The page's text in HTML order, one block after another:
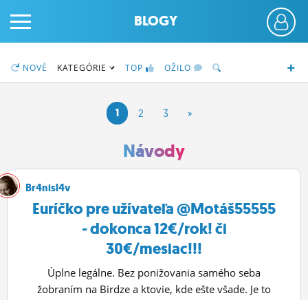
ČINŽIAK
FÓRUM
STATUSY
BLOGY
OBRÁZKY
BLOGY
NOVÉ KATEGÓRIE TOP OŽILO
1 2 3 »
Návody
Br4nisl4v
Euríčko pre užívateľa @Motáš55555
- dokonca 12€/rok! či
30€/mesiac!!!
Úplne legálne. Bez ponižovania samého seba
žobraním na Birdze a ktovie, kde ešte všade. Je to